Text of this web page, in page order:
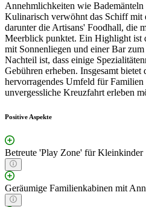
Annehmlichkeiten wie Bademänteln
Kulinarisch verwöhnt das Schiff mit
darunter die Artisans' Foodhall, die
Meerblick punktet. Ein Highlight ist
mit Sonnenliegen und einer Bar
Nachteil ist, dass einige
Gebühren erheben. Insgesamt bietet
hervorragendes Umfeld für
unvergessliche Kreuzfahrt erleben
Positive Aspekte
Betreute 'Play Zone' für Kleinkinder
Geräumige Familienkabinen mit